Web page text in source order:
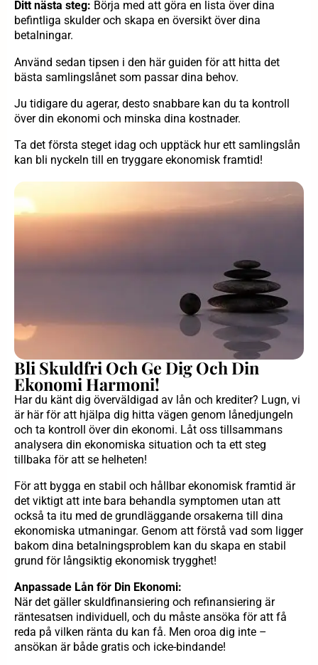
Ditt nästa steg: Börja med att göra en lista över dina
befintliga skulder och skapa en översikt över dina
betalningar.
Använd sedan tipsen i den här guiden för att hitta det
bästa samlingslånet som passar dina behov.
Ju tidigare du agerar, desto snabbare kan du ta kontroll
över din ekonomi och minska dina kostnader.
Ta det första steget idag och upptäck hur ett samlingslån
kan bli nyckeln till en tryggare ekonomisk framtid!
Bli Skuldfri Och Ge Dig Och Din
Ekonomi Harmoni!
Har du känt dig överväldigad av lån och krediter? Lugn, vi
är här för att hjälpa dig hitta vägen genom lånedjungeln
och ta kontroll över din ekonomi. Låt oss tillsammans
analysera din ekonomiska situation och ta ett steg
tillbaka för att se helheten!
För att bygga en stabil och hållbar ekonomisk framtid är
det viktigt att inte bara behandla symptomen utan att
också ta itu med de grundläggande orsakerna till dina
ekonomiska utmaningar. Genom att förstå vad som ligger
bakom dina betalningsproblem kan du skapa en stabil
grund för långsiktig ekonomisk trygghet!
Anpassade Lån för Din Ekonomi:
När det gäller skuldfinansiering och refinansiering är
räntesatsen individuell, och du måste ansöka för att få
reda på vilken ränta du kan få. Men oroa dig inte –
ansökan är både gratis och icke-bindande!